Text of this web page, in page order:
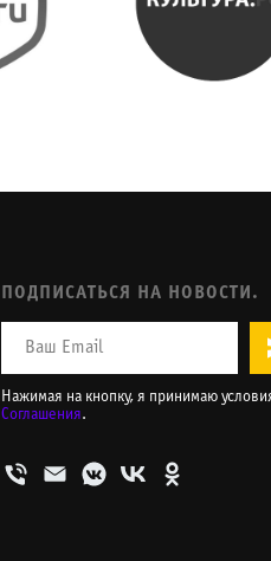
ПОДПИСАТЬСЯ НА НОВОСТИ.
Нажимая на кнопку, я принимаю
Соглашения.